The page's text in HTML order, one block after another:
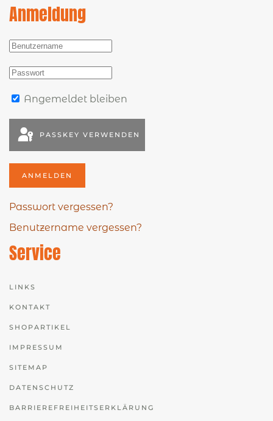
Anmeldung
Angemeldet bleiben
PASSKEY VERWENDEN
ANMELDEN
Passwort vergessen?
Benutzername vergessen?
Service
LINKS
KONTAKT
SHOPARTIKEL
IMPRESSUM
SITEMAP
DATENSCHUTZ
BARRIEREFREIHEITSERKLÄRUNG